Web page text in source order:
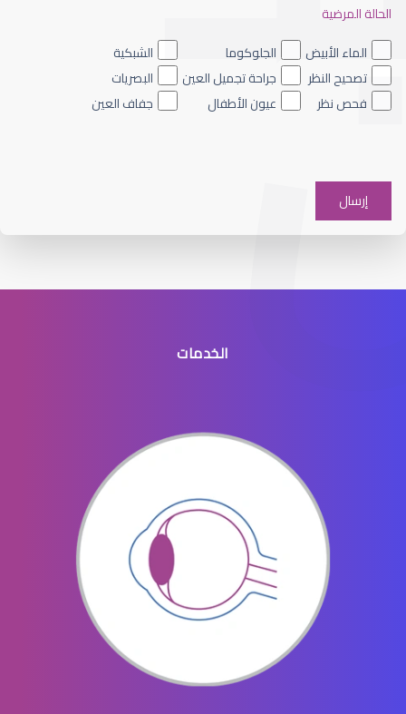
الماء الأزرق داخل العين
الماء الأزرق في العيون
الماء الازرق بالعين
ماء الازرق بالعين
الحالة المرضية
الماء الأبيض
الجلوكوما
الشبكية
تصحيح النظر
جراحة تجميل العين
البصريات
فحص نظر
عيون الأطفال جفاف العين
الخدمات